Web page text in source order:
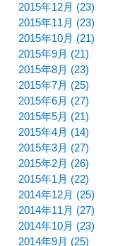
2015年12月 (23)
2015年11月 (23)
2015年10月 (21)
2015年9月 (21)
2015年8月 (23)
2015年7月 (25)
2015年6月 (27)
2015年5月 (21)
2015年4月 (14)
2015年3月 (27)
2015年2月 (26)
2015年1月 (22)
2014年12月 (25)
2014年11月 (27)
2014年10月 (23)
2014年9月 (25)